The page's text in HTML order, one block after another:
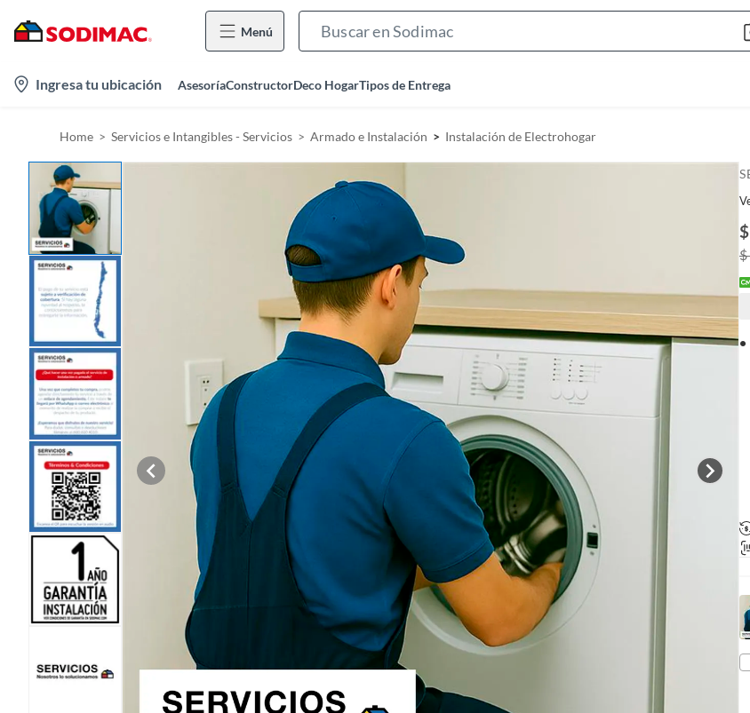
Menú
h
B
Ingresa tu ubicación AsesoríaConstructorDeco HogarTipos de Entrega
Home Servicios e Intangibles - Servicios Armado e Instalación Instalación de Electrohogar
$